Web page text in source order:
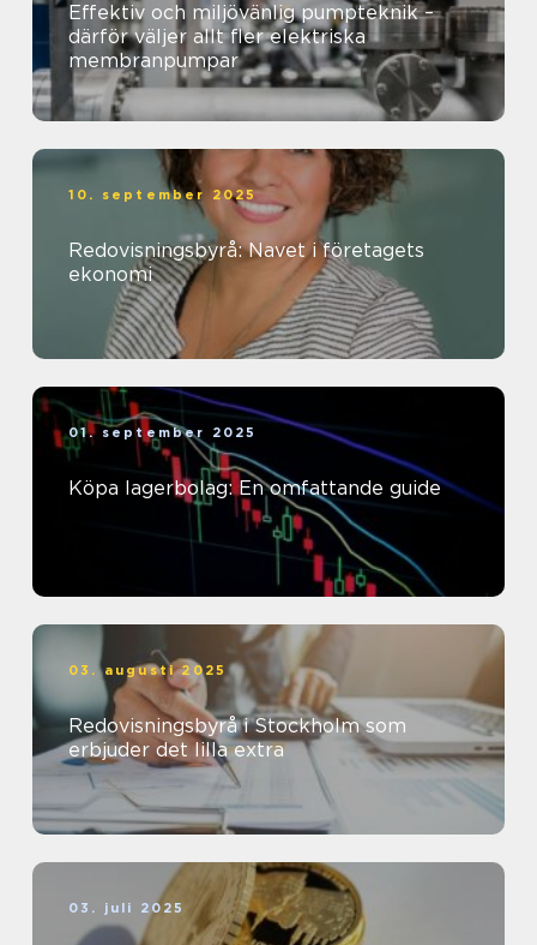
Effektiv och miljövänlig pumpteknik –
därför väljer allt fler elektriska
membranpumpar
10. september 2025
Redovisningsbyrå: Navet i företagets
ekonomi
01. september 2025
Köpa lagerbolag: En omfattande guide
03. augusti 2025
Redovisningsbyrå i Stockholm som
erbjuder det lilla extra
03. juli 2025